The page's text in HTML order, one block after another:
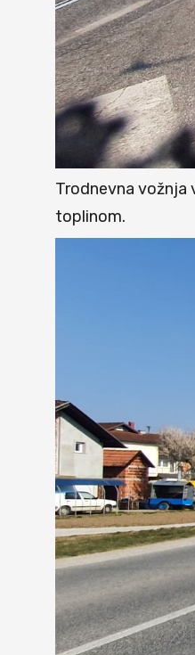
Trodnevna vožnja
toplinom.